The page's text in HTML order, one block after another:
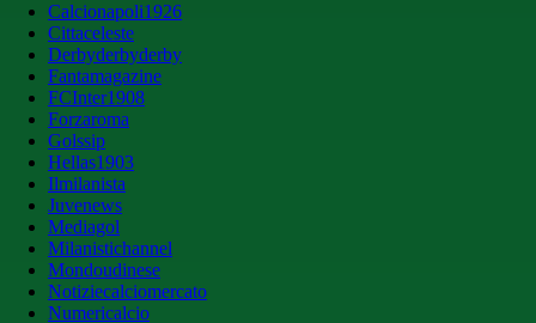
Calcionapoli1926
Cittaceleste
Derbyderbyderby
Fantamagazine
FCInter1908
Forzaroma
Golssip
Hellas1903
Ilmilanista
Juvenews
Mediagol
Milanistichannel
Mondoudinese
Notiziecalciomercato
Numericalcio